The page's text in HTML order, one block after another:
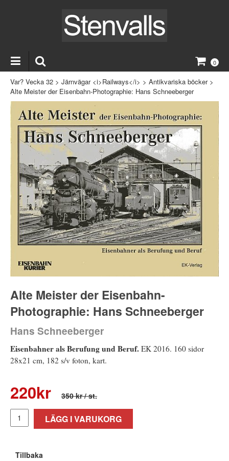
0
Var? Vecka 32 > Järnvägar <i>Railways</i> > Antikvariska böcker>
Alte Meister der Eisenbahn-Photographie: Hans Schneeberger
Alte Meister der Eisenbahn-
Photographie: Hans Schneeberger
Hans Schneeberger
Eisenbahner als Berufung und Beruf. EK 2016. 160 sidor
28x21 cm, 182 s/v foton, kart.
220kr 350 kr/ st.
LÄGG I VARUKORG
Tillbaka